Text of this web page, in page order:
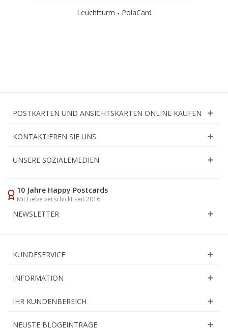
Leuchtturm - PolaCard
POSTKARTEN UND ANSICHTSKARTEN ONLINE KAUFEN
KONTAKTIEREN SIE UNS
UNSERE SOZIALEMEDIEN
10 Jahre Happy Postcards
Mit Liebe verschickt seit 2016
NEWSLETTER
KUNDESERVICE
INFORMATION
IHR KUNDENBEREICH
NEUSTE BLOGEINTRÄGE